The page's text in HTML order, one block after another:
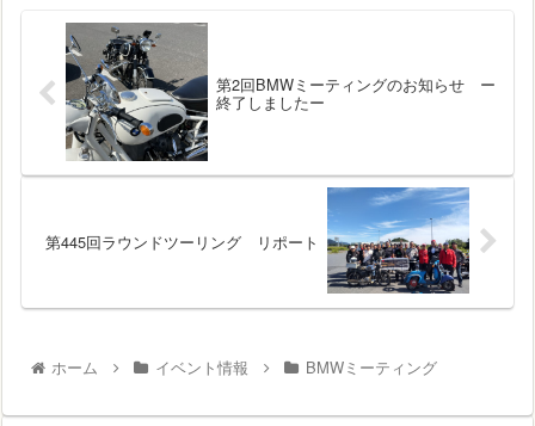
第2回BMWミーティングのお知らせ ー
終了しましたー
第445回ラウンドツーリング リポート
ホーム イベント情報 BMWミーティング